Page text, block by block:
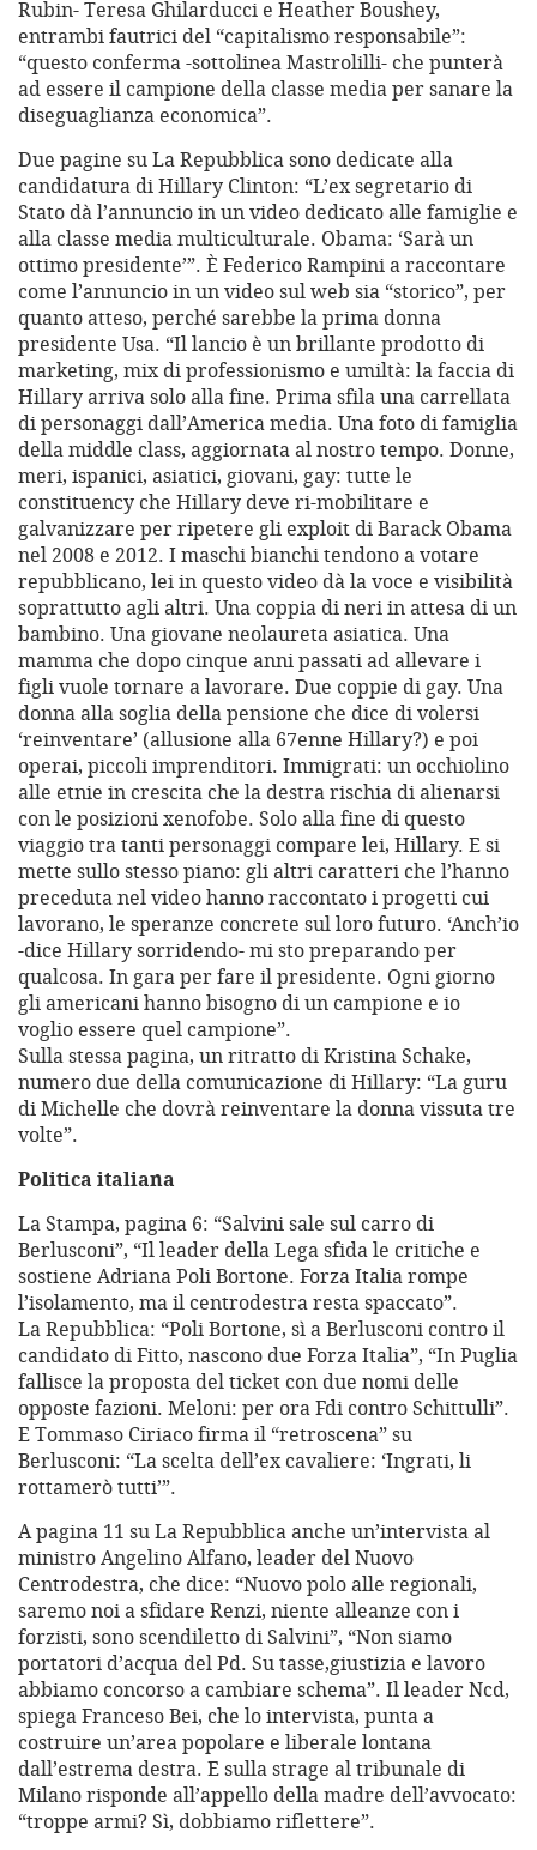
Rubin- Teresa Ghilarducci e Heather Boushey,
entrambi fautrici del “capitalismo responsabile”:
“questo conferma -sottolinea Mastrolilli- che punterà
ad essere il campione della classe media per sanare la
diseguaglianza economica”.
Due pagine su La Repubblica sono dedicate alla
candidatura di Hillary Clinton: “L’ex segretario di
Stato dà l’annuncio in un video dedicato alle famiglie e
alla classe media multiculturale. Obama: ‘Sarà un
ottimo presidente’”. È Federico Rampini a raccontare
come l’annuncio in un video sul web sia “storico”, per
quanto atteso, perché sarebbe la prima donna
presidente Usa. “Il lancio è un brillante prodotto di
marketing, mix di professionismo e umiltà: la faccia di
Hillary arriva solo alla fine. Prima sfila una carrellata
di personaggi dall’America media. Una foto di famiglia
della middle class, aggiornata al nostro tempo. Donne,
meri, ispanici, asiatici, giovani, gay: tutte le
constituency che Hillary deve ri-mobilitare e
galvanizzare per ripetere gli exploit di Barack Obama
nel 2008 e 2012. I maschi bianchi tendono a votare
repubblicano, lei in questo video dà la voce e visibilità
soprattutto agli altri. Una coppia di neri in attesa di un
bambino. Una giovane neolaureta asiatica. Una
mamma che dopo cinque anni passati ad allevare i
figli vuole tornare a lavorare. Due coppie di gay. Una
donna alla soglia della pensione che dice di volersi
‘reinventare’ (allusione alla 67enne Hillary?) e poi
operai, piccoli imprenditori. Immigrati: un occhiolino
alle etnie in crescita che la destra rischia di alienarsi
con le posizioni xenofobe. Solo alla fine di questo
viaggio tra tanti personaggi compare lei, Hillary. E si
mette sullo stesso piano: gli altri caratteri che l’hanno
preceduta nel video hanno raccontato i progetti cui
lavorano, le speranze concrete sul loro futuro. ‘Anch’io
-dice Hillary sorridendo- mi sto preparando per
qualcosa. In gara per fare il presidente. Ogni giorno
gli americani hanno bisogno di un campione e io
voglio essere quel campione”.
Sulla stessa pagina, un ritratto di Kristina Schake,
numero due della comunicazione di Hillary: “La guru
di Michelle che dovrà reinventare la donna vissuta tre
volte”.
Politica italiana
La Stampa, pagina 6: “Salvini sale sul carro di
Berlusconi”, “Il leader della Lega sfida le critiche e
sostiene Adriana Poli Bortone. Forza Italia rompe
l’isolamento, ma il centrodestra resta spaccato”.
La Repubblica: “Poli Bortone, sì a Berlusconi contro il
candidato di Fitto, nascono due Forza Italia”, “In Puglia
fallisce la proposta del ticket con due nomi delle
opposte fazioni. Meloni: per ora Fdi contro Schittulli”.
E Tommaso Ciriaco firma il “retroscena” su
Berlusconi: “La scelta dell’ex cavaliere: ‘Ingrati, li
rottamerò tutti’”.
A pagina 11 su La Repubblica anche un’intervista al
ministro Angelino Alfano, leader del Nuovo
Centrodestra, che dice: “Nuovo polo alle regionali,
saremo noi a sfidare Renzi, niente alleanze con i
forzisti, sono scendiletto di Salvini”, “Non siamo
portatori d’acqua del Pd. Su tasse,giustizia e lavoro
abbiamo concorso a cambiare schema”. Il leader Ncd,
spiega Franceso Bei, che lo intervista, punta a
costruire un’area popolare e liberale lontana
dall’estrema destra. E sulla strage al tribunale di
Milano risponde all’appello della madre dell’avvocato:
“troppe armi? Sì, dobbiamo riflettere”.